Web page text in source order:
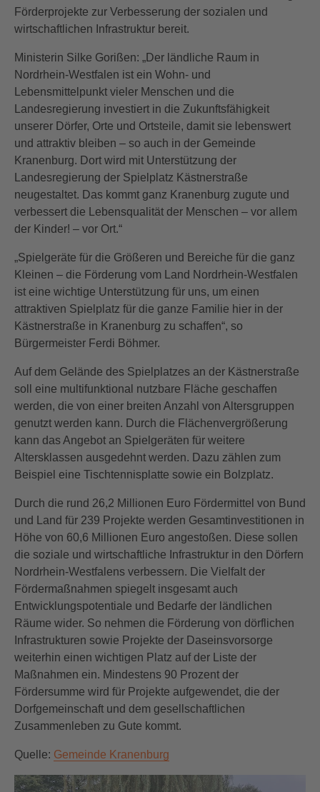
Förderprojekte zur Verbesserung der sozialen und
wirtschaftlichen Infrastruktur bereit.
Ministerin Silke Gorißen: „Der ländliche Raum in
Nordrhein-Westfalen ist ein Wohn- und
Lebensmittelpunkt vieler Menschen und die
Landesregierung investiert in die Zukunftsfähigkeit
unserer Dörfer, Orte und Ortsteile, damit sie lebenswert
und attraktiv bleiben – so auch in der Gemeinde
Kranenburg. Dort wird mit Unterstützung der
Landesregierung der Spielplatz Kästnerstraße
neugestaltet. Das kommt ganz Kranenburg zugute und
verbessert die Lebensqualität der Menschen – vor allem
der Kinder! – vor Ort.“
„Spielgeräte für die Größeren und Bereiche für die ganz
Kleinen – die Förderung vom Land Nordrhein-Westfalen
ist eine wichtige Unterstützung für uns, um einen
attraktiven Spielplatz für die ganze Familie hier in der
Kästnerstraße in Kranenburg zu schaffen“, so
Bürgermeister Ferdi Böhmer.
Auf dem Gelände des Spielplatzes an der Kästnerstraße
soll eine multifunktional nutzbare Fläche geschaffen
werden, die von einer breiten Anzahl von Altersgruppen
genutzt werden kann. Durch die Flächenvergrößerung
kann das Angebot an Spielgeräten für weitere
Altersklassen ausgedehnt werden. Dazu zählen zum
Beispiel eine Tischtennisplatte sowie ein Bolzplatz.
Durch die rund 26,2 Millionen Euro Fördermittel von Bund
und Land für 239 Projekte werden Gesamtinvestitionen in
Höhe von 60,6 Millionen Euro angestoßen. Diese sollen
die soziale und wirtschaftliche Infrastruktur in den Dörfern
Nordrhein-Westfalens verbessern. Die Vielfalt der
Fördermaßnahmen spiegelt insgesamt auch
Entwicklungspotentiale und Bedarfe der ländlichen
Räume wider. So nehmen die Förderung von dörflichen
Infrastrukturen sowie Projekte der Daseinsvorsorge
weiterhin einen wichtigen Platz auf der Liste der
Maßnahmen ein. Mindestens 90 Prozent der
Fördersumme wird für Projekte aufgewendet, die der
Dorfgemeinschaft und dem gesellschaftlichen
Zusammenleben zu Gute kommt.
Quelle: Gemeinde Kranenburg